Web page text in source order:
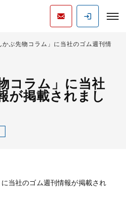
かぶ先物コラム」に当社のゴム週刊情
コラム」に当社
が掲載されまし
に当社のゴム週刊情報が掲載され